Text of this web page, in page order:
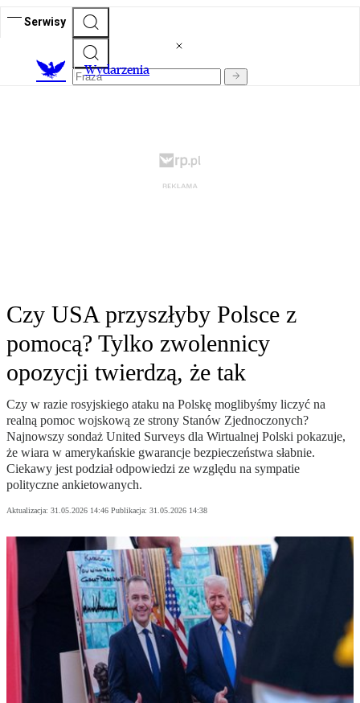
Serwisy
Wydarzenia
Czy USA przyszłyby Polsce z
pomocą? Tylko zwolennicy
opozycji twierdzą, że tak
Czy w razie rosyjskiego ataku na Polskę moglibyśmy liczyć na
realną pomoc wojskową ze strony Stanów Zjednoczonych?
Najnowszy sondaż United Surveys dla Wirtualnej Polski pokazuje,
że wiara w amerykańskie gwarancje bezpieczeństwa słabnie.
Ciekawy jest podział odpowiedzi ze względu na sympatie
polityczne ankietowanych.
Aktualizacja: 31.05.2026 14:46 Publikacja: 31.05.2026 14:38